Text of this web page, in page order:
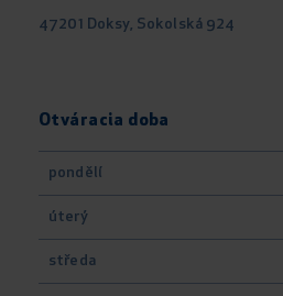
47201 Doksy, Sokolská 924
Otváracia doba
pondělí
úterý
středa